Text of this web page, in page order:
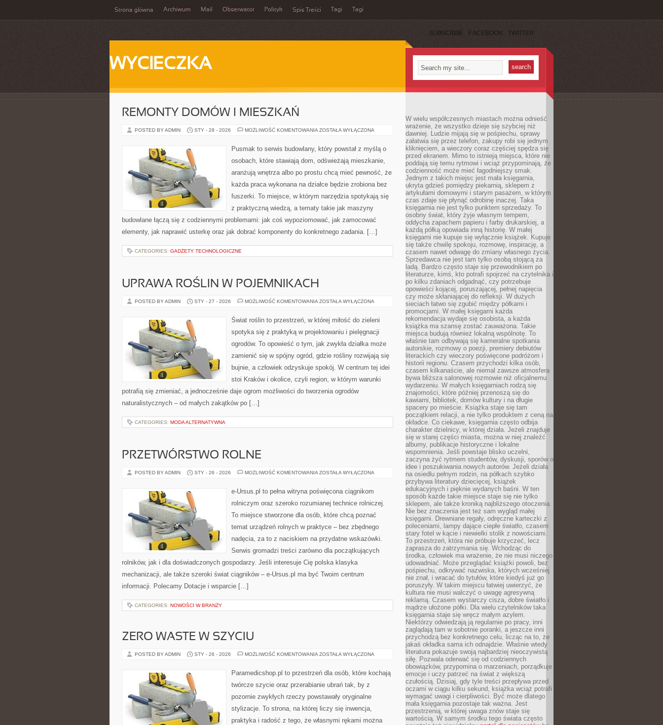
Strona główna Archiwum Mail Obserwator Polityk Spis Treści Tagi Tagi
SUBSCRIBE FACEBOOK TWITTER
WYCIECZKA
REMONTY DOMÓW I MIESZKAŃ
POSTED BY ADMIN STY - 28 - 2026 MOŻLIWOŚĆ KOMENTOWANIA REMONTY
MIESZKAŃ
ZOSTAŁA WYŁĄCZONA
Pusmak to serwis budowlany, który powstał z myślą o
osobach, które stawiają dom, odświeżają mieszkanie,
aranżują wnętrza albo po prostu chcą mieć pewność, że
każda praca wykonana na działce będzie zrobiona bez
fuszerki. To miejsce, w którym narzędzia spotykają się
z praktyczną wiedzą, a tematy takie jak maszyny
budowlane łączą się z codziennymi problemami: jak coś wypoziomować, jak zamocować
elementy, jak naprawić usterkę oraz jak dobrać komponenty do konkretnego zadania. […]
CATEGORIES: GADŻETY TECHNOLOGICZNE
UPRAWA ROŚLIN W POJEMNIKACH
POSTED BY ADMIN STY - 27 - 2026 MOŻLIWOŚĆ KOMENTOWANIA UPRAWA
POJEMNIKACH
ZOSTAŁA WYŁĄCZONA
Świat roślin to przestrzeń, w której miłość do zieleni
spotyka się z praktyką w projektowaniu i pielęgnacji
ogrodów. To opowieść o tym, jak zwykła działka może
zamienić się w spójny ogród, gdzie rośliny rozwijają się
bujnie, a człowiek odzyskuje spokój. W centrum tej idei
stoi Kraków i okolice, czyli region, w którym warunki
potrafią się zmieniać, a jednocześnie daje ogrom możliwości do tworzenia ogrodów
naturalistycznych – od małych zakątków po […]
CATEGORIES: MODA ALTERNATYWNA
PRZETWÓRSTWO ROLNE
POSTED BY ADMIN STY - 26 - 2026 MOŻLIWOŚĆ KOMENTOWANIA PRZETWÓRSTWO
ZOSTAŁA WYŁĄCZONA
e-Ursus.pl to pełna witryna poświęcona ciągnikom
rolniczym oraz szeroko rozumianej technice rolniczej.
To miejsce stworzone dla osób, które chcą poznać
temat urządzeń rolnych w praktyce – bez zbędnego
nadęcia, za to z naciskiem na przydatne wskazówki.
Serwis gromadzi treści zarówno dla początkujących
rolników, jak i dla doświadczonych gospodarzy. Jeśli interesuje Cię polska klasyka
mechanizacji, ale także szeroki świat ciągników – e-Ursus.pl ma być Twoim centrum
informacji. Polecamy Dotacje i wsparcie […]
CATEGORIES: NOWOŚCI W BRANŻY
ZERO WASTE W SZYCIU
POSTED BY ADMIN STY - 26 - 2026 MOŻLIWOŚĆ KOMENTOWANIA ZERO
SZYCIU
ZOSTAŁA WYŁĄCZONA
Paramedicshop.pl to przestrzeń dla osób, które kochają
twórcze szycie oraz przerabianie ubrań tak, by z
pozornie zwykłych rzeczy powstawały oryginalne
stylizacje. To strona, na której liczy się inwencja,
praktyka i radość z tego, że własnymi rękami można
W wielu współczesnych miastach można odnieść
wrażenie, że wszystko dzieje się szybciej niż
dawniej. Ludzie mijają się w pośpiechu, sprawy
załatwia się przez telefon, zakupy robi się jednym
kliknięciem, a wieczory coraz częściej spędza się
przed ekranem. Mimo to istnieją miejsca, które nie
poddają się temu rytmowi i wciąż przypominają, że
codzienność może mieć łagodniejszy smak.
Jednym z takich miejsc jest mała księgarnia,
ukryta gdzieś pomiędzy piekarnią, sklepem z
artykułami domowymi i starym pasażem, w którym
czas zdaje się płynąć odrobinę inaczej. Taka
księgarnia nie jest tylko punktem sprzedaży. To
osobny świat, który żyje własnym tempem,
oddycha zapachem papieru i farby drukarskiej, a
każdą półką opowiada inną historię. W małej
księgarni nie kupuje się wyłącznie książek. Kupuje
się także chwilę spokoju, rozmowę, inspirację, a
czasem nawet odwagę do zmiany własnego życia.
Sprzedawca nie jest tam tylko osobą stojącą za
ladą. Bardzo często staje się przewodnikiem po
literaturze, kimś, kto potrafi spojrzeć na czytelnika i
po kilku zdaniach odgadnąć, czy potrzebuje
opowieści kojącej, poruszającej, pełnej napięcia
czy może skłaniającej do refleksji. W dużych
sieciach łatwo się zgubić między półkami i
promocjami. W małej księgarni każda
rekomendacja wydaje się osobista, a każda
książka ma szansę zostać zauważona. Takie
miejsca budują również lokalną wspólnotę. To
właśnie tam odbywają się kameralne spotkania
autorskie, rozmowy o poezji, premiery debiutów
literackich czy wieczory poświęcone podróżom i
historii regionu. Czasem przychodzi kilka osób,
czasem kilkanaście, ale niemal zawsze atmosfera
bywa bliższa salonowej rozmowie niż oficjalnemu
wydarzeniu. W małych księgarniach rodzą się
znajomości, które później przenoszą się do
kawiarni, bibliotek, domów kultury i na długie
spacery po mieście. Książka staje się tam
początkiem relacji, a nie tylko produktem z ceną na
okładce. Co ciekawe, księgarnia często odbija
charakter dzielnicy, w której działa. Jeżeli znajduje
się w starej części miasta, można w niej znaleźć
albumy, publikacje historyczne i lokalne
wspomnienia. Jeśli powstaje blisko uczelni,
zaczyna żyć rytmem studentów, dyskusji, sporów o
idee i poszukiwania nowych autorów. Jeżeli działa
na osiedlu pełnym rodzin, na półkach szybko
przybywa literatury dziecięcej, książek
edukacyjnych i pięknie wydanych baśni. W ten
sposób każde takie miejsce staje się nie tylko
sklepem, ale także kroniką najbliższego otoczenia.
Nie bez znaczenia jest też sam wygląd małej
księgarni. Drewniane regały, odręczne karteczki z
poleceniami, lampy dające ciepłe światło, czasem
stary fotel w kącie i niewielki stolik z nowościami.
To przestrzeń, która nie próbuje krzyczeć, lecz
zaprasza do zatrzymania się. Wchodząc do
środka, człowiek ma wrażenie, że nie musi niczego
udowadniać. Może przeglądać książki powoli, bez
pośpiechu, odkrywać nazwiska, których wcześniej
nie znał, i wracać do tytułów, które kiedyś już go
poruszyły. W takim miejscu łatwiej uwierzyć, że
kultura nie musi walczyć o uwagę agresywną
reklamą. Czasem wystarczy cisza, dobre światło i
mądrze ułożone półki. Dla wielu czytelników taka
księgarnia staje się wręcz małym azylem.
Niektórzy odwiedzają ją regularnie po pracy, inni
zaglądają tam w sobotnie poranki, a jeszcze inni
przychodzą bez konkretnego celu, licząc na to, że
jakaś okładka sama ich odnajdzie. Właśnie wtedy
literatura pokazuje swoją najbardziej nieoczywistą
siłę. Pozwala oderwać się od codziennych
obowiązków, przypomina o marzeniach, porządkuje
emocje i uczy patrzeć na świat z większą
czułością. Dzisiaj, gdy tyle treści przepływa przed
oczami w ciągu kilku sekund, książka wciąż potrafi
wymagać uwagi i cierpliwości. Być może dlatego
mała księgarnia pozostaje tak ważna. Jest
przestrzenią, w której uwaga znów staje się
wartością. W samym środku tego świata często